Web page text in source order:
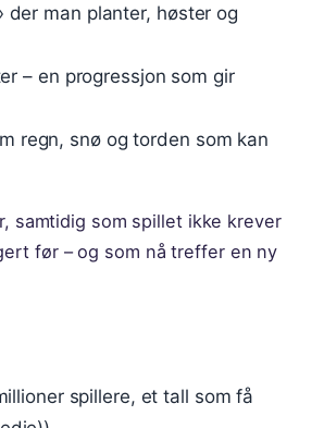
man planter, høster og
– en progressjon som gir
regn, snø og torden som kan
samtidig som spillet ikke krever
før – og som nå treffer en ny
spillere, et tall som få